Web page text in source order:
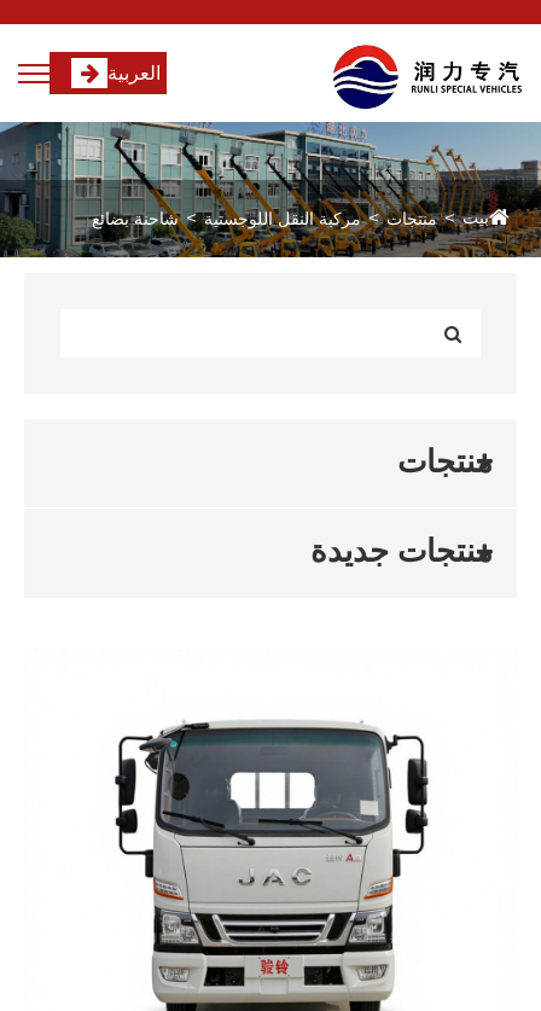
العربية
بيت منتجات مركبة النقل اللوجستية شاحنة بضائع
منتجات
منتجات جديدة